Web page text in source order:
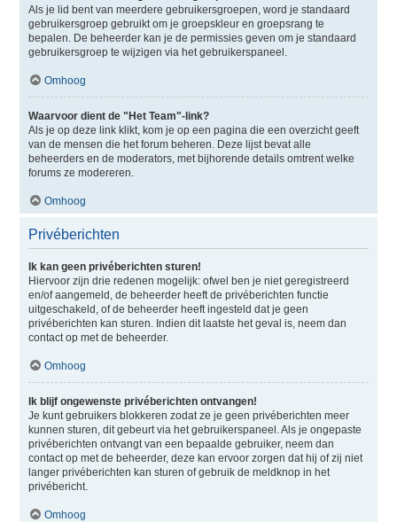
Als je lid bent van meerdere gebruikersgroepen, word je standaard
gebruikersgroep gebruikt om je groepskleur en groepsrang te
bepalen. De beheerder kan je de permissies geven om je standaard
gebruikersgroep te wijzigen via het gebruikerspaneel.
Omhoog
Waarvoor dient de "Het Team"-link?
Als je op deze link klikt, kom je op een pagina die een overzicht geeft
van de mensen die het forum beheren. Deze lijst bevat alle
beheerders en de moderators, met bijhorende details omtrent welke
forums ze modereren.
Omhoog
Privéberichten
Ik kan geen privéberichten sturen!
Hiervoor zijn drie redenen mogelijk: ofwel ben je niet geregistreerd
en/of aangemeld, de beheerder heeft de privéberichten functie
uitgeschakeld, of de beheerder heeft ingesteld dat je geen
privéberichten kan sturen. Indien dit laatste het geval is, neem dan
contact op met de beheerder.
Omhoog
Ik blijf ongewenste privéberichten ontvangen!
Je kunt gebruikers blokkeren zodat ze je geen privéberichten meer
kunnen sturen, dit gebeurt via het gebruikerspaneel. Als je ongepaste
privéberichten ontvangt van een bepaalde gebruiker, neem dan
contact op met de beheerder, deze kan ervoor zorgen dat hij of zij niet
langer privéberichten kan sturen of gebruik de meldknop in het
privébericht.
Omhoog